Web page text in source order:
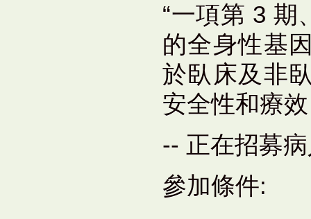
“一項第 3 期
的全身性基
於臥床及非
安全性和療
-- 正在招募
參加條件: